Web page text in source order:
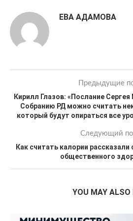
ЕВА АДАМОВА
Предыдущие
Кирилл Глазов: «Послание
Собранию РД можно считать
который будут опираться все
Следующий
Как считать калории
общественного
YOU MAY ALSO